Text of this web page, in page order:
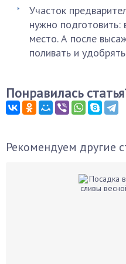
Участок
нужно подготовить:
место. А после
поливать и
Понравилась
Рекомендуем другие